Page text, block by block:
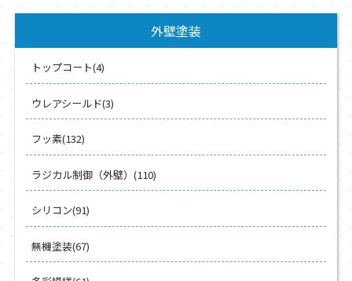
外壁塗装
トップコート(4)
ウレアシールド(3)
フッ素(132)
ラジカル制御（外壁）(110)
シリコン(91)
無機塗装(67)